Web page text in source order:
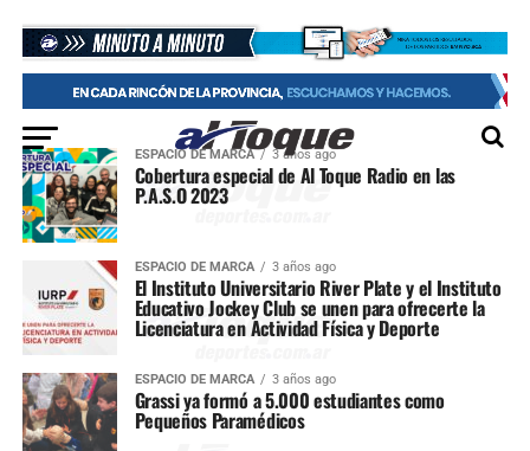
ESPACIO DE MARCA 3 años ago
Cobertura especial de Al Toque Radio en las
P.A.S.O 2023
ESPACIO DE MARCA 3 años ago
El Instituto Universitario River Plate y el Instituto
Educativo Jockey Club se unen para ofrecerte la
Licenciatura en Actividad Física y Deporte
ESPACIO DE MARCA 3 años ago
Grassi ya formó a 5.000 estudiantes como
Pequeños Paramédicos